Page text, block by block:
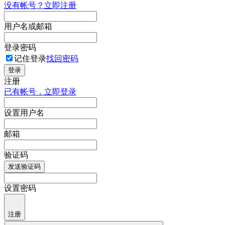
没有帐号？立即注册
用户名或邮箱
登录密码
记住登录找回密码
登录
注册
已有帐号，立即登录
设置用户名
邮箱
验证码
发送验证码
设置密码
注册